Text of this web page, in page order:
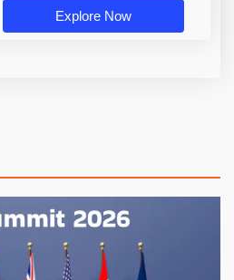
Explore Now